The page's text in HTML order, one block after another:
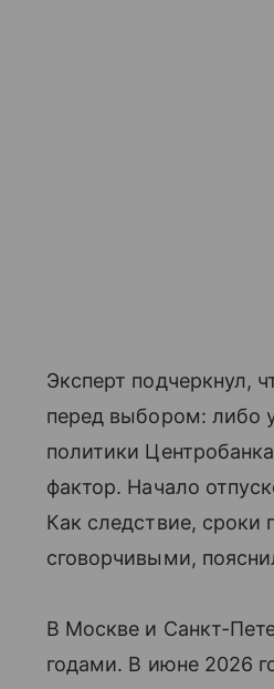
Эксперт подчеркнул,
перед выбором: либо
политики
фактор. Начало
Как следствие, сроки
сговорчивыми,
В Москве и Санкт-
годами. В июне 2026